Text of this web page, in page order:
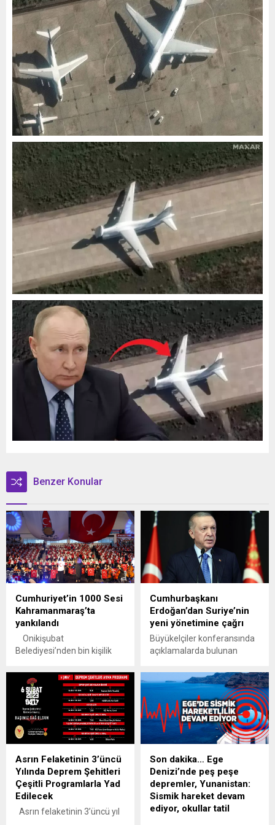
Benzer Konular
Cumhuriyet’in 1000 Sesi
Kahramanmaraş’ta
yankılandı
Onikişubat
Belediyesi’nden bin kişilik
Cumhuriyet Bayramı
kutlaması
Kahramanmaraş,
Cumhuriyet’in 102’nci yıl
coşkusunu Onikişubat
Belediyesi’nin düzenlediği
yaşadı. Kültür ve sanata
verdiği değerle kent
yaşamına yeni bir soluk
kazandıran Onikişubat
Belediyesi, bu kez
Cumhurbaşkanı
Erdoğan’dan Suriye’nin
yeni yönetimine çağrı
Büyükelçiler konferansında
açıklamalarda bulunan
Suriye'nin yeni yönetimine
seslendi. Erdoğan,
"Temennimiz yeni
yönetimin Suriye halkının
tüm kesimlerini kucaklayan
bir anlayışla yoluna devam
Asrın Felaketinin 3’üncü
Yılında Deprem Şehitleri
Çeşitli Programlarla Yad
Edilecek
Asrın felaketinin 3’üncü yıl
Son dakika… Ege
Denizi’nde peş peşe
depremler, Yunanistan:
Sismik hareket devam
ediyor, okullar tatil